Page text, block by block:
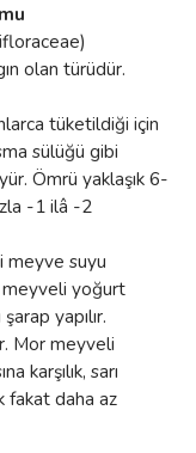
olan türüdür.
tüketildiği için
sülüğü gibi
Ömrü yaklaşık 6-
-1 ilâ -2
meyve suyu
meyveli yoğurt
yapılır.
Mor meyveli
karşılık, sarı
fakat daha az